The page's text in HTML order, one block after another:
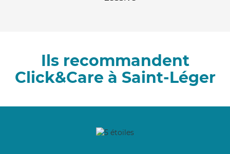
Ils recommandent
Click&Care à Saint-Léger